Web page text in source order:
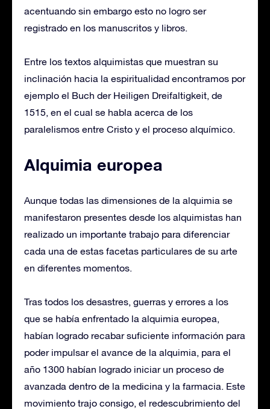
acentuando sin embargo esto no logro ser
registrado en los manuscritos y libros.
Entre los textos alquimistas que muestran su
inclinación hacia la espiritualidad encontramos por
ejemplo el Buch der Heiligen Dreifaltigkeit, de
1515, en el cual se habla acerca de los
paralelismos entre Cristo y el proceso alquímico.
Alquimia europea
Aunque todas las dimensiones de la alquimia se
manifestaron presentes desde los alquimistas han
realizado un importante trabajo para diferenciar
cada una de estas facetas particulares de su arte
en diferentes momentos.
Tras todos los desastres, guerras y errores a los
que se había enfrentado la alquimia europea,
habían logrado recabar suficiente información para
poder impulsar el avance de la alquimia, para el
año 1300 habían logrado iniciar un proceso de
avanzada dentro de la medicina y la farmacia. Este
movimiento trajo consigo, el redescubrimiento del